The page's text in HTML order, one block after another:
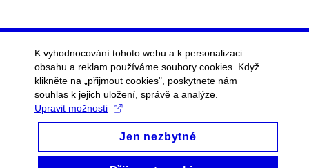
K vyhodnocování tohoto webu a k personalizaci
obsahu a reklam používáme soubory cookies. Když
klikněte na „přijmout cookies", poskytnete nám
souhlas k jejich uložení, správě a analýze.
Upravit možnosti
Jen nezbytné